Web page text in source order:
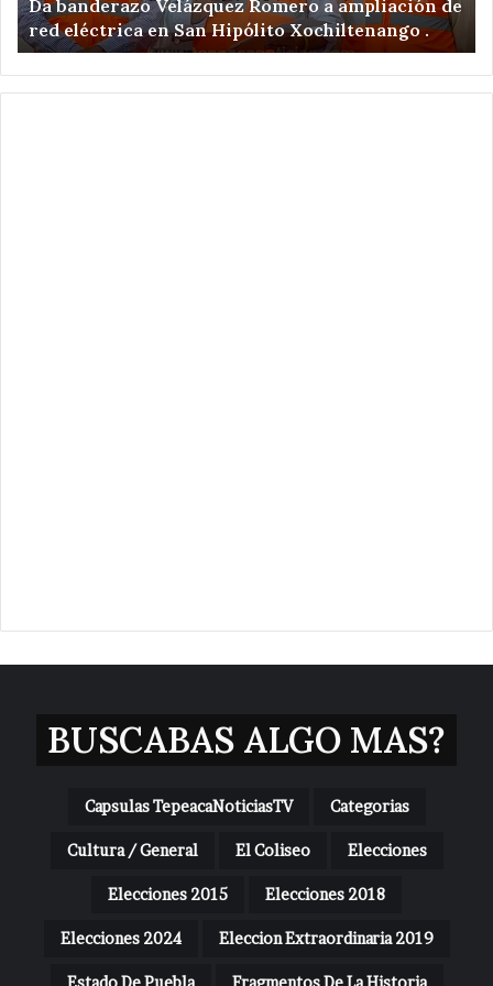
eléctrica
en
San
Hipólito
Xochiltenango
Da banderazo Velázquez Romero a ampliación de
red eléctrica en San Hipólito Xochiltenango .
BUSCABAS ALGO MAS?
Capsulas TepeacaNoticiasTV Categorias
Cultura / General El Coliseo Elecciones
Elecciones 2015 Elecciones 2018
Elecciones 2024 Eleccion Extraordinaria 2019
Estado De Puebla Fragmentos De La Historia